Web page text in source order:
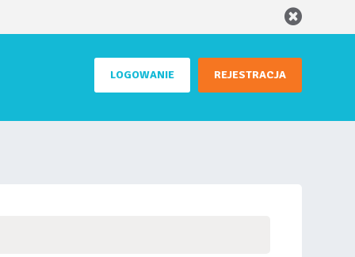
REJESTRACJA
LOGOWANIE